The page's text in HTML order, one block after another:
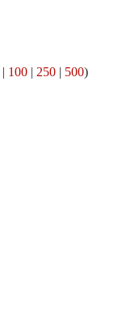
100 250 500)